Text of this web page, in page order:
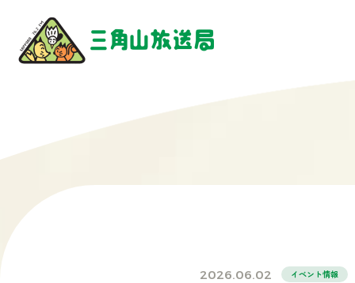
2026.06.02 イベント情報